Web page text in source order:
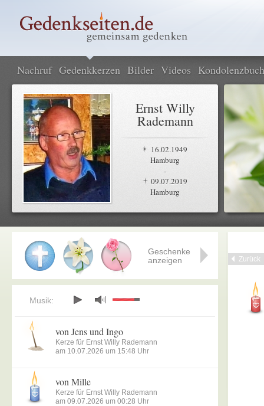
Nachruf Gedenkkerzen Bilder Videos Kondolenzbuch
Ernst Willy
Rademann
16.02.1949
Hamburg
-
09.07.2019
Hamburg
Zurück
Geschenke
anzeigen
Musik:
von Jens und Ingo
Kerze für Ernst Willy Rademann
am 10.07.2026 um 15:48 Uhr
von Mille
Kerze für Ernst Willy Rademann
am 09.07.2026 um 00:28 Uhr